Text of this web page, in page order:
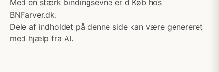
Med en stærk bindingsevne er d Køb hos
BNFarver.dk.
Dele af indholdet på denne side kan være genereret
med hjælp fra AI.